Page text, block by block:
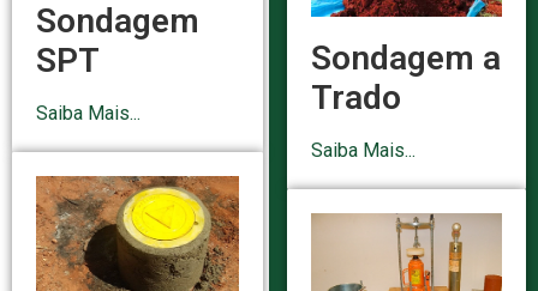
Sondagem
SPT
Saiba Mais...
Sondagem a
Trado
Saiba Mais...